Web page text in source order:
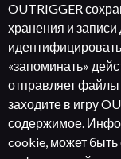
OUTRIGGER
хранения и
«запоминать»
отправляет
заходите в игру
содержимое.
cookie, может